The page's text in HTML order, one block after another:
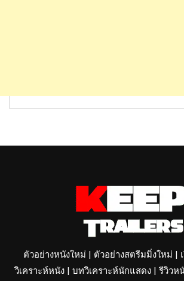
ตัวอย่างหนังใหม่ | ตัวอย่างสตรีมมิ่งใหม่ |
วิเคราะห์หนัง | บทวิเคราะห์นักแสดง | รีวิวห